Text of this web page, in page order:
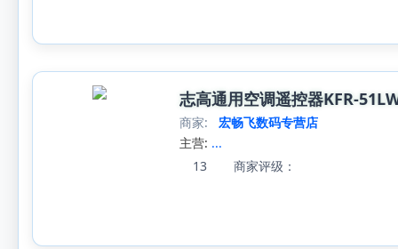
志高通用空调遥控器KFR-
商家:
宏畅飞数码专营店
主营: ...
13
商家评级：